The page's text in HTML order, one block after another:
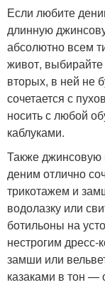
Если любите
длинную
абсолютно всем
живот,
вторых, в ней не
сочетается с
носить с любой
каблуками.
Также джинсовую
деним отлично
трикотажем и
водолазку или
ботильоны на
нестрогим дресс-
замши или
казаками в тон —